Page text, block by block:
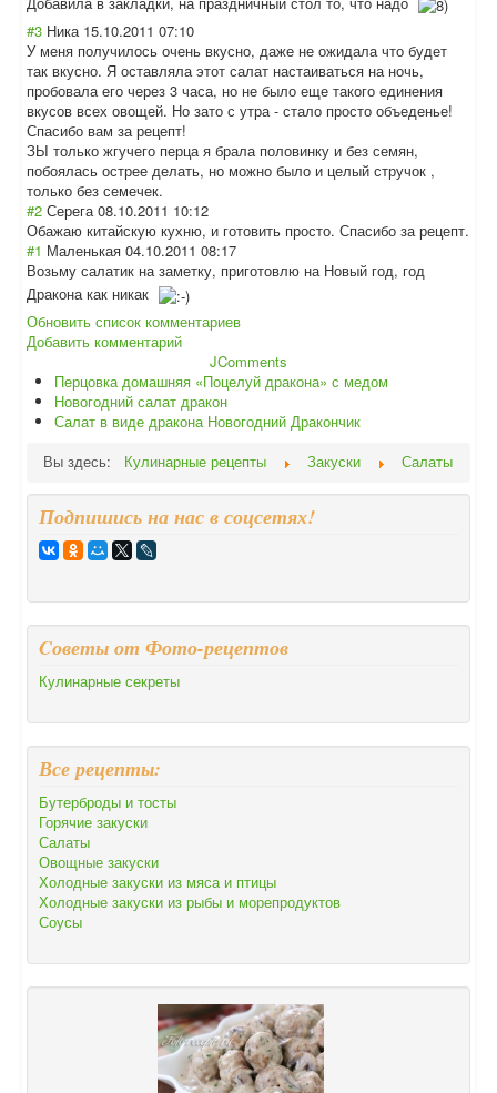
#3 Ника 15.10.2011 07:10
У меня получилось очень вкусно, даже не ожидала что будет
так вкусно. Я оставляла этот салат настаиваться на ночь,
пробовала его через 3 часа, но не было еще такого единения
вкусов всех овощей. Но зато с утра - стало просто объеденье!
Спасибо вам за рецепт!
ЗЫ только жгучего перца я брала половинку и без семян,
побоялась острее делать, но можно было и целый стручок ,
только без семечек.
#2 Серега 08.10.2011 10:12
Обажаю китайскую кухню, и готовить просто. Спасибо за рецепт.
#1 Маленькая 04.10.2011 08:17
Возьму салатик на заметку, приготовлю на Новый год, год
Дракона как никак
Обновить список комментариев
Добавить комментарий
JComments
Перцовка домашняя «Поцелуй дракона» с медом
Новогодний салат дракон
Салат в виде дракона Новогодний Дракончик
Вы здесь:
Кулинарные рецепты Закуски Салаты
Подпишись на нас в соцсетях!
Cоветы от Фото-рецептов
Кулинарные секреты
Все рецепты:
Бутерброды и тосты
Горячие закуски
Салаты
Овощные закуски
Холодные закуски из мяса и птицы
Холодные закуски из рыбы и морепродуктов
Соусы